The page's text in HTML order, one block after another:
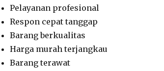
Pelayanan profesional
Respon cepat tanggap
Barang berkualitas
Harga murah terjangkau
Barang terawat